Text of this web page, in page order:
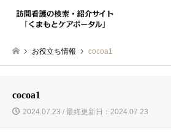
お役立ち情報 cocoa1
cocoa1
2024.07.23 / 最終更新日：2024.07.23